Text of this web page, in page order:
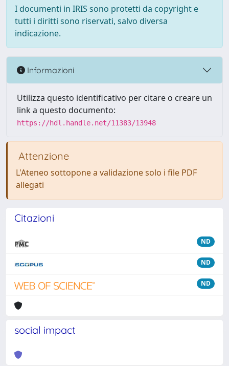
I documenti in IRIS sono protetti da copyright e
tutti i diritti sono riservati, salvo diversa
indicazione.
Informazioni
Utilizza questo identificativo per citare o creare un
link a questo documento:
https://hdl.handle.net/11383/13948
Attenzione
L'Ateneo sottopone a validazione solo i file PDF
allegati
Citazioni
ND
ND
ND
social impact